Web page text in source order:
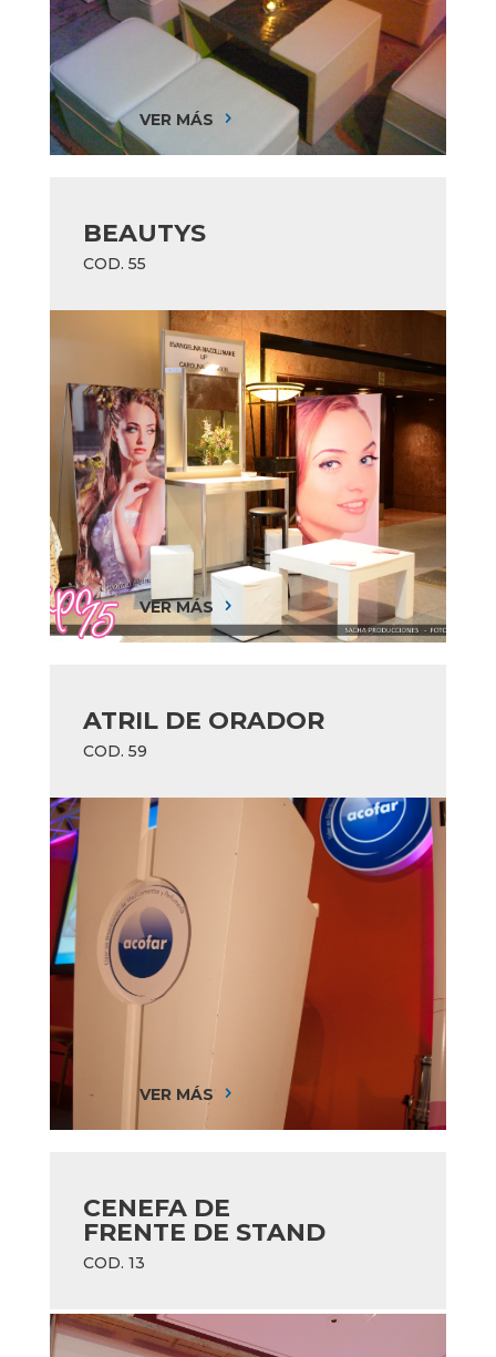
VER MÁS 5
BEAUTYS
COD. 55
VER MÁS 5
ATRIL DE ORADOR
COD. 59
VER MÁS 5
CENEFA DE
FRENTE DE STAND
COD. 13